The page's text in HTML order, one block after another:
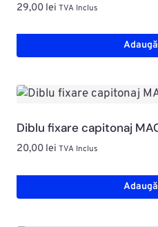
29,00 lei TVA Inclus
Diblu fixare capitonaj
20,00 lei TVA Inclus